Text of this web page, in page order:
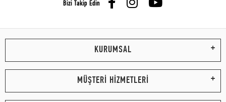
Bizi Takip Edin
KURUMSAL
MÜŞTERİ HİZMETLERİ